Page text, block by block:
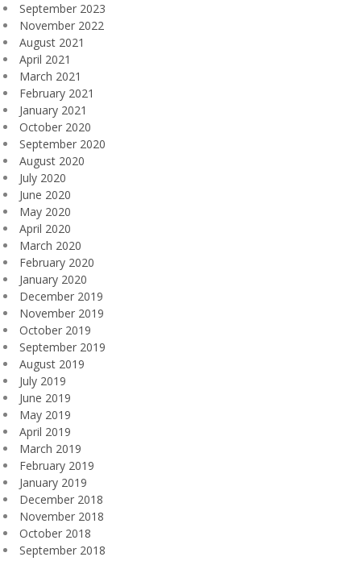
September 2023
November 2022
August 2021
April 2021
March 2021
February 2021
January 2021
October 2020
September 2020
August 2020
July 2020
June 2020
May 2020
April 2020
March 2020
February 2020
January 2020
December 2019
November 2019
October 2019
September 2019
August 2019
July 2019
June 2019
May 2019
April 2019
March 2019
February 2019
January 2019
December 2018
November 2018
October 2018
September 2018